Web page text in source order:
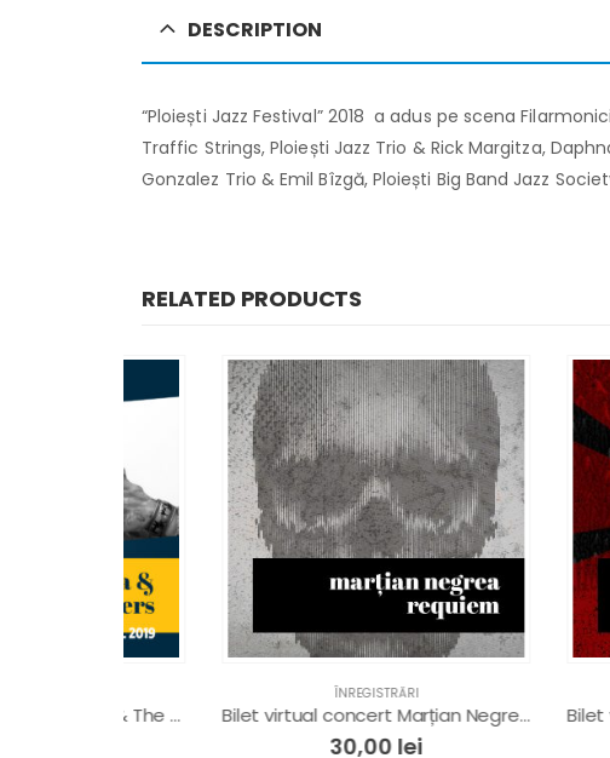
DESCRIPTION
“Ploiești Jazz Festival” 2018 a adus pe scena
Traffic Strings, Ploiești Jazz Trio & Rick Margitza,
Gonzalez Trio & Emil Bîzgă, Ploiești Big Band Jazz
RELATED PRODUCTS
ÎNREGISTRĂRI
Bilet virtual concert Marțian Negrea – Requiem
lei